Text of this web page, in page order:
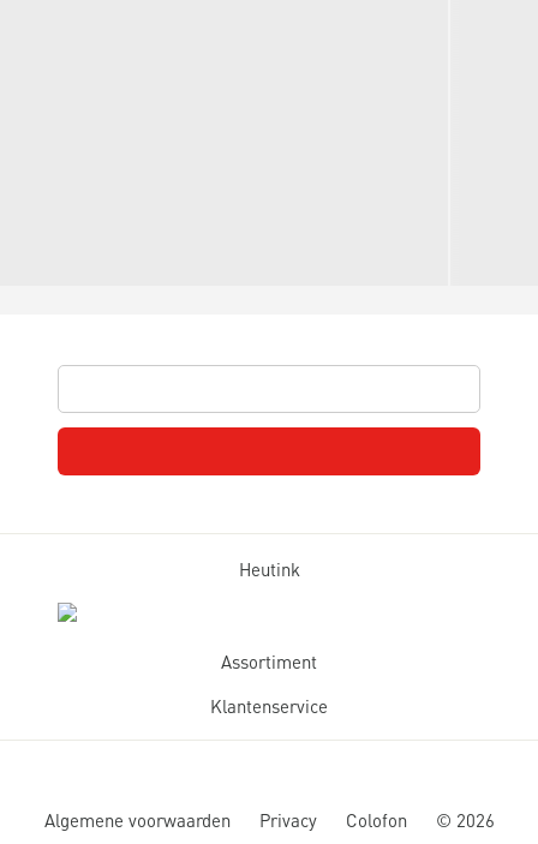
Heutink
Assortiment
Klantenservice
Algemene voorwaarden Privacy Colofon © 2026